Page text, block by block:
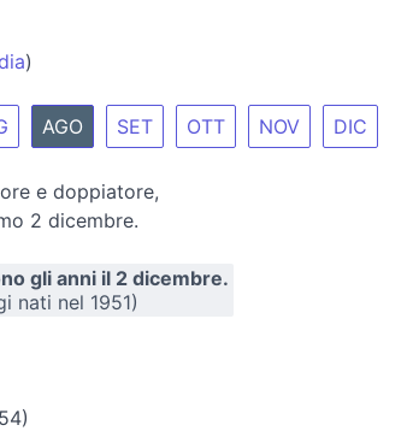
)
AGO SET OTT NOV DIC
e doppiatore,
2 dicembre.
gli anni il 2 dicembre.
nati nel 1951)